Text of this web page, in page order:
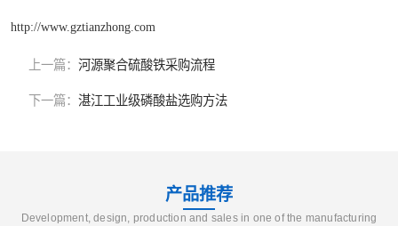
http://www.gztianzhong.com
上一篇： 河源聚合硫酸铁采购流程
下一篇： 湛江工业级磷酸盐选购方法
产品推荐
Development, design, production and sales in one of the manufacturing